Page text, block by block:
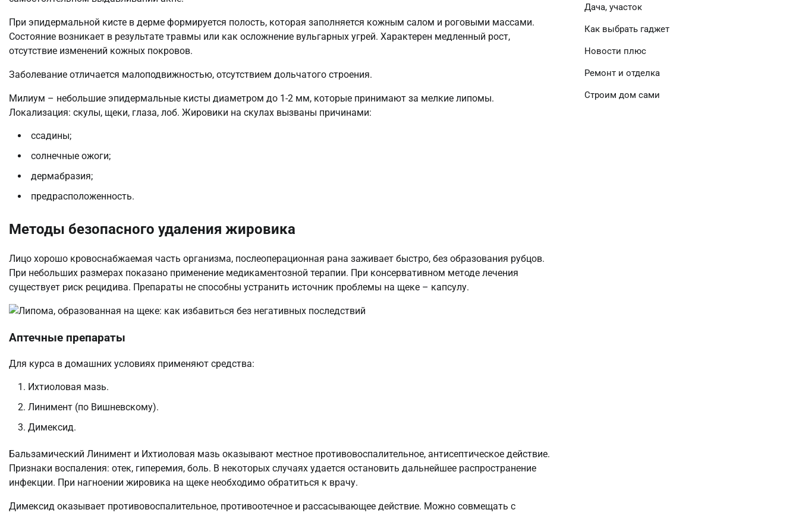
При эпидермальной кисте в дерме формируется полость, которая заполняется кожным салом и роговыми массами.
Состояние возникает в результате травмы или как осложнение вульгарных угрей. Характерен медленный рост,
отсутствие изменений кожных покровов.
Заболевание отличается малоподвижностью, отсутствием дольчатого строения.
Милиум – небольшие эпидермальные кисты диаметром до 1-2 мм, которые принимают за мелкие липомы.
Локализация: скулы, щеки, глаза, лоб. Жировики на скулах вызваны причинами:
ссадины;
солнечные ожоги;
дермабразия;
предрасположенность.
Методы безопасного удаления жировика
Лицо хорошо кровоснабжаемая часть организма, послеоперационная рана заживает быстро, без образования рубцов.
При небольших размерах показано применение медикаментозной терапии. При консервативном методе лечения
существует риск рецидива. Препараты не способны устранить источник проблемы на щеке – капсулу.
Аптечные препараты
Для курса в домашних условиях применяют средства:
Ихтиоловая мазь.
Линимент (по Вишневскому).
Димексид.
Бальзамический Линимент и Ихтиоловая мазь оказывают местное противовоспалительное, антисептическое действие.
Признаки воспаления: отек, гиперемия, боль. В некоторых случаях удается остановить дальнейшее распространение
инфекции. При нагноении жировика на щеке необходимо обратиться к врачу.
Димексид оказывает противовоспалительное, противоотечное и рассасывающее действие. Можно совмещать с
Дача, участок
Как выбрать гаджет
Новости плюс
Ремонт и отделка
Строим дом сами